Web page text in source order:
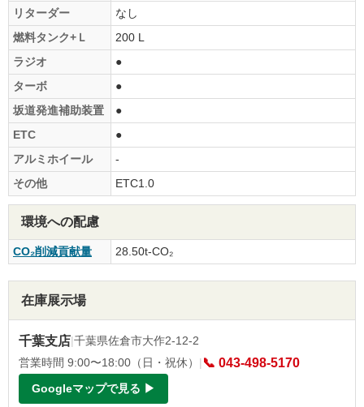
リターダー
なし
燃料タンク+Ｌ
200 L
ラジオ
●
ターボ
●
坂道発進補助装置
●
ETC
●
アルミホイール
-
その他
ETC1.0
環境への配慮
CO₂削減貢献量 28.50t-CO₂
在庫展示場
千葉支店|千葉県佐倉市大作2-12-2
営業時間 9:00〜18:00（日・祝休） | 📞 043-498-5170
Googleマップで見る ▶